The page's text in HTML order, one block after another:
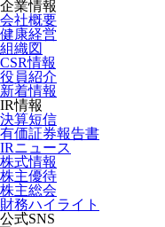
企業情報
会社概要
健康経営
組織図
CSR情報
役員紹介
新着情報
IR情報
決算短信
有価証券報告書
IRニュース
株式情報
株主優待
株主総会
財務ハイライト
公式SNS